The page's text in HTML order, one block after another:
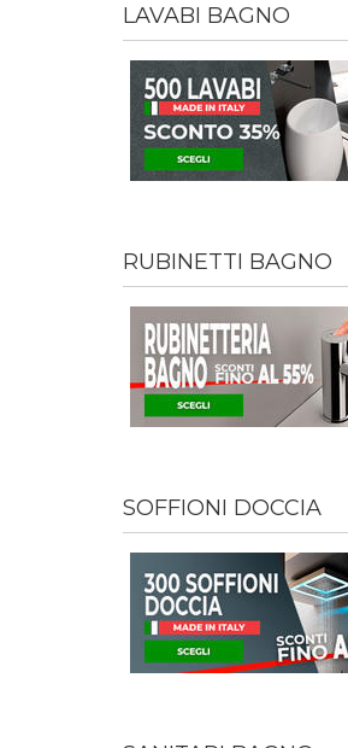
LAVABI BAGNO
RUBINETTI BAGNO
SOFFIONI DOCCIA